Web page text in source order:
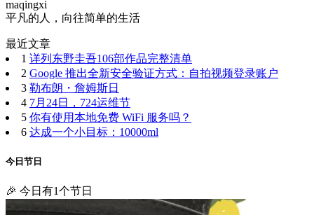
maqingxi
平凡的人，向往简单的生活
最近文章
1 详列东野圭吾106部作品完整清单
2 Google 推出全新安全验证方式：自拍视频登录账户
3 勒布朗・詹姆斯日
4 7月24日，724运维节
5 你有使用本地免费 WiFi 服务吗？
6 达成一个小目标：10000ml
今日节日
🎉 今日有1个节日